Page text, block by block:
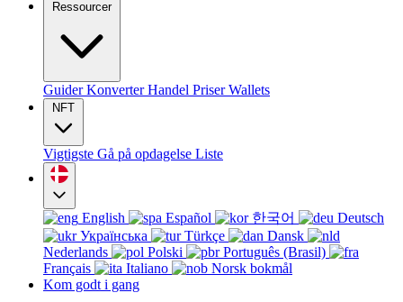
Ressourcer
GuiderKonverterHandel PriserWallets
NFT
Vigtigste Gå på opdagelse Liste
English Español 한국어
Deutsch
Українська
Türkçe
Dansk
Nederlands
Polski
Português (Brasil)
Français
Italiano
Norsk bokmål
Kom godt i gang